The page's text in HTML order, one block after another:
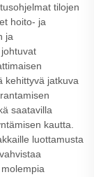
tilojen
hoito- ja
ja
kehittyvä jatkuva
saatavilla
kautta.
luottamusta